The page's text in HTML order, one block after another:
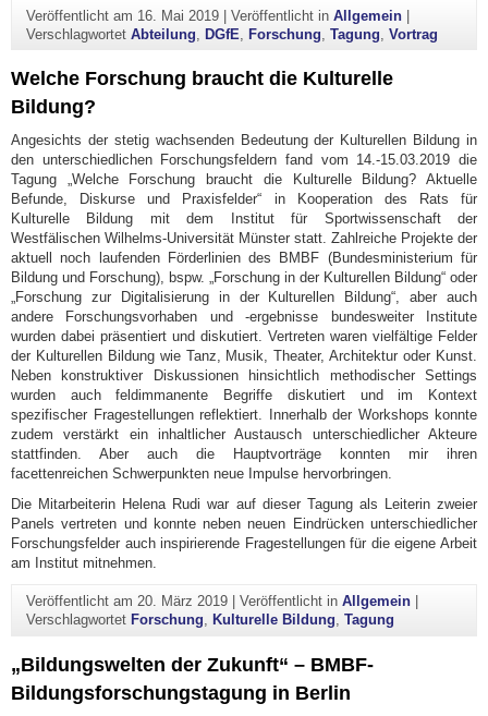
Veröffentlicht am 16. Mai 2019| Veröffentlicht in Allgemein|
Verschlagwortet Abteilung, DGfE, Forschung, Tagung, Vortrag
Welche Forschung braucht die Kulturelle
Bildung?
Angesichts der stetig wachsenden Bedeutung der Kulturellen Bildung in
den unterschiedlichen Forschungsfeldern fand vom 14.-15.03.2019 die
Tagung „Welche Forschung braucht die Kulturelle Bildung? Aktuelle
Befunde, Diskurse und Praxisfelder“ in Kooperation des Rats für
Kulturelle Bildung mit dem Institut für Sportwissenschaft der
Westfälischen Wilhelms-Universität Münster statt. Zahlreiche Projekte der
aktuell noch laufenden Förderlinien des BMBF (Bundesministerium für
Bildung und Forschung), bspw. „Forschung in der Kulturellen Bildung“ oder
„Forschung zur Digitalisierung in der Kulturellen Bildung“, aber auch
andere Forschungsvorhaben und -ergebnisse bundesweiter Institute
wurden dabei präsentiert und diskutiert. Vertreten waren vielfältige Felder
der Kulturellen Bildung wie Tanz, Musik, Theater, Architektur oder Kunst.
Neben konstruktiver Diskussionen hinsichtlich methodischer Settings
wurden auch feldimmanente Begriffe diskutiert und im Kontext
spezifischer Fragestellungen reflektiert. Innerhalb der Workshops konnte
zudem verstärkt ein inhaltlicher Austausch unterschiedlicher Akteure
stattfinden. Aber auch die Hauptvorträge konnten mir ihren
facettenreichen Schwerpunkten neue Impulse hervorbringen.
Die Mitarbeiterin Helena Rudi war auf dieser Tagung als Leiterin zweier
Panels vertreten und konnte neben neuen Eindrücken unterschiedlicher
Forschungsfelder auch inspirierende Fragestellungen für die eigene Arbeit
am Institut mitnehmen.
Veröffentlicht am 20. März 2019| Veröffentlicht in Allgemein|
Verschlagwortet Forschung, Kulturelle Bildung, Tagung
„Bildungswelten der Zukunft“ – BMBF-
Bildungsforschungstagung in Berlin